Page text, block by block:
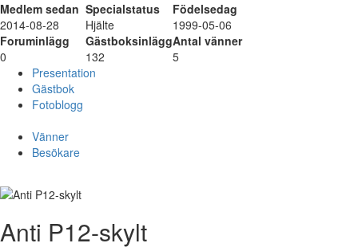
Medlem sedan Specialstatus
Födelsedag
2014-08-28
Hjälte
1999-05-06
Foruminlägg
GästboksinläggAntal vänner
0
132
5
Presentation
Gästbok
Fotoblogg
Vänner
Besökare
Anti P12-skylt